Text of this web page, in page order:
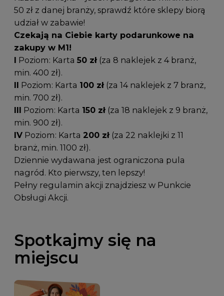
50 zł z danej branży, sprawdź które sklepy biorą
udział w zabawie!
Czekają na Ciebie karty podarunkowe na
zakupy w M1!
I Poziom: Karta 50 zł(za 8 naklejek z 4 branż,
min. 400 zł).
II Poziom: Karta 100 zł(za 14 naklejek z 7 branż,
min. 700 zł).
III Poziom: Karta 150 zł(za 18 naklejek z 9 branż,
min. 900 zł).
IVPoziom: Karta 200 zł(za 22 naklejki z 11
branż, min. 1100 zł).
Dziennie wydawana jest ograniczona pula
nagród. Kto pierwszy, ten lepszy!
Pełny regulamin akcji znajdziesz w Punkcie
Obsługi Akcji.
Spotkajmy się na
miejscu